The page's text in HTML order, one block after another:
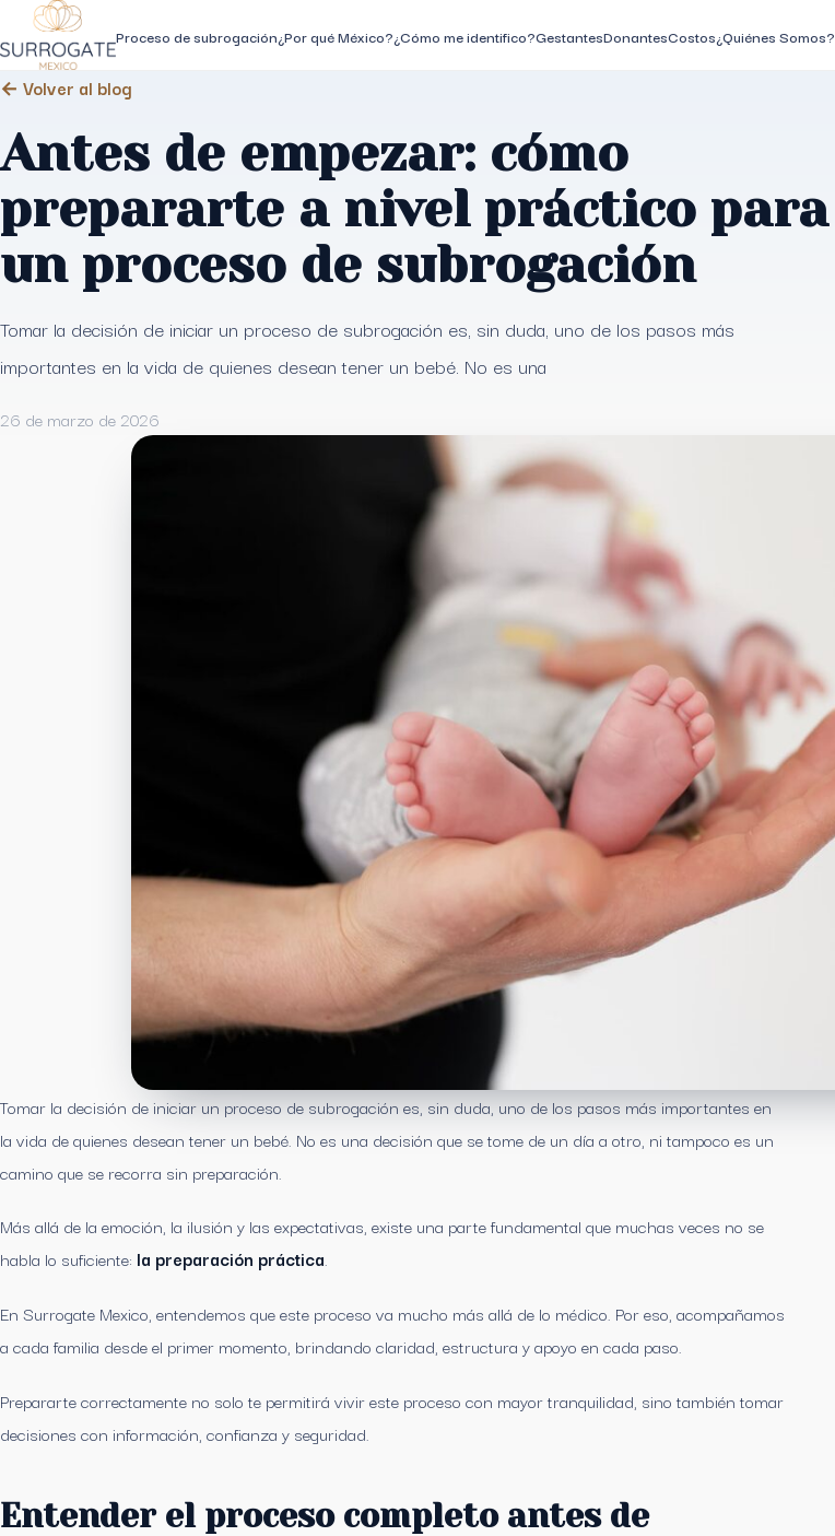
Proceso de subrogación¿Por qué México?¿Cómo me identifico?GestantesDonantesCostos¿Quiénes Somos?
← Volver al blog
Antes de empezar: cómo
prepararte a nivel práctico para
un proceso de subrogación
Tomar la decisión de iniciar un proceso de subrogación es, sin duda, uno de los pasos más
importantes en la vida de quienes desean tener un bebé. No es una
26 de marzo de 2026
Tomar la decisión de iniciar un proceso de subrogación es, sin duda, uno de los pasos más importantes en
la vida de quienes desean tener un bebé. No es una decisión que se tome de un día a otro, ni tampoco es un
camino que se recorra sin preparación.
Más allá de la emoción, la ilusión y las expectativas, existe una parte fundamental que muchas veces no se
habla lo suficiente: la preparación práctica.
En Surrogate Mexico, entendemos que este proceso va mucho más allá de lo médico. Por eso, acompañamos
a cada familia desde el primer momento, brindando claridad, estructura y apoyo en cada paso.
Prepararte correctamente no solo te permitirá vivir este proceso con mayor tranquilidad, sino también tomar
decisiones con información, confianza y seguridad.
Entender el proceso completo antes de